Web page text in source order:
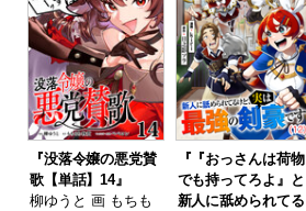
『没落令嬢の悪党賛
歌【単話】14』
柳ゆうと 画 もちも
『『おっさんは荷物
でも持ってろよ』と
新人に舐められてる